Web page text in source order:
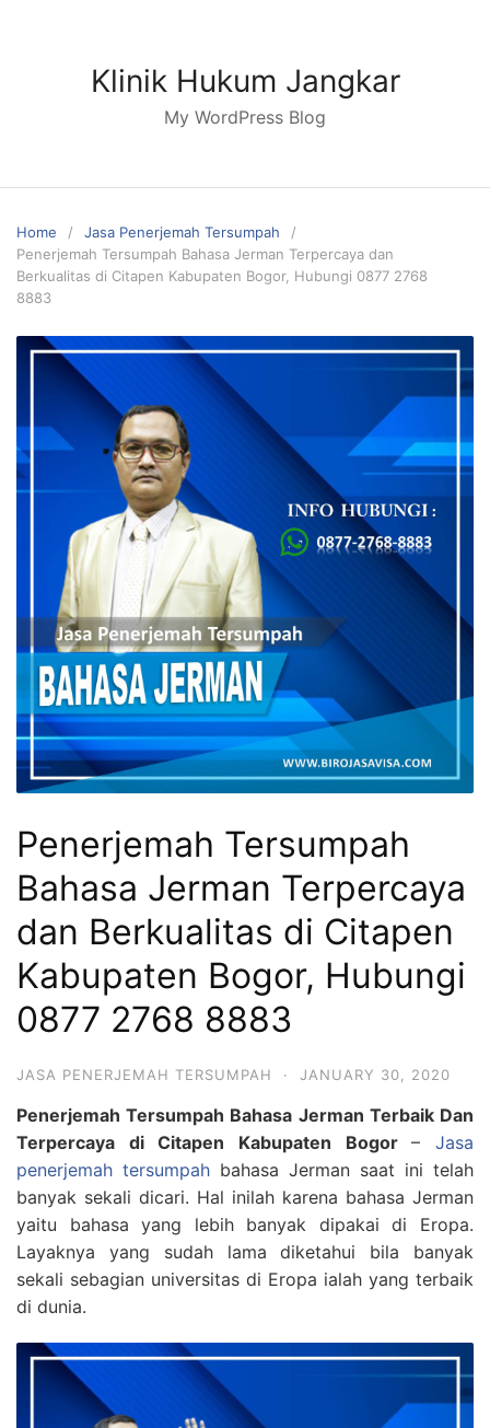
Klinik Hukum Jangkar
My WordPress Blog
Home
Jasa Penerjemah Tersumpah
Penerjemah Tersumpah Bahasa Jerman Terpercaya dan
Berkualitas di Citapen Kabupaten Bogor, Hubungi 0877 2768
8883
Penerjemah Tersumpah
Bahasa Jerman Terpercaya
dan Berkualitas di Citapen
Kabupaten Bogor, Hubungi
0877 2768 8883
JASA PENERJEMAH TERSUMPAH · JANUARY 30, 2020
Penerjemah Tersumpah Bahasa Jerman Terbaik Dan
Terpercaya di Citapen Kabupaten Bogor–Jasa
penerjemah tersumpah bahasa Jerman saat ini telah
banyak sekali dicari. Hal inilah karena bahasa Jerman
yaitu bahasa yang lebih banyak dipakai di Eropa.
Layaknya yang sudah lama diketahui bila banyak
sekali sebagian universitas di Eropa ialah yang terbaik
di dunia.